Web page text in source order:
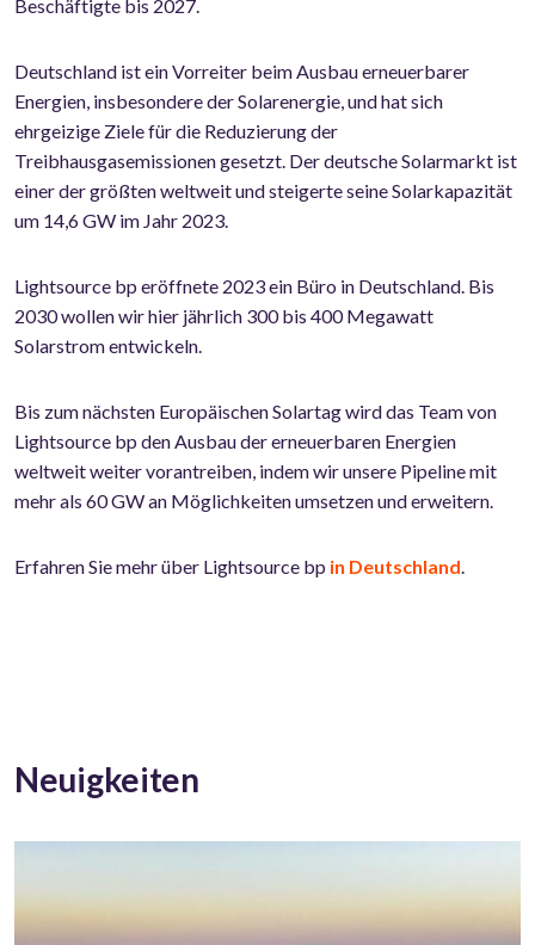
Beschäftigte bis 2027.
Deutschland ist ein Vorreiter beim Ausbau erneuerbarer
Energien, insbesondere der Solarenergie, und hat sich
ehrgeizige Ziele für die Reduzierung der
Treibhausgasemissionen gesetzt. Der deutsche Solarmarkt ist
einer der größten weltweit und steigerte seine Solarkapazität
um 14,6 GW im Jahr 2023.
Lightsource bp eröffnete 2023 ein Büro in Deutschland. Bis
2030 wollen wir hier jährlich 300 bis 400 Megawatt
Solarstrom entwickeln.
Bis zum nächsten Europäischen Solartag wird das Team von
Lightsource bp den Ausbau der erneuerbaren Energien
weltweit weiter vorantreiben, indem wir unsere Pipeline mit
mehr als 60 GW an Möglichkeiten umsetzen und erweitern.
Erfahren Sie mehr über Lightsource bp in Deutschland.
Neuigkeiten